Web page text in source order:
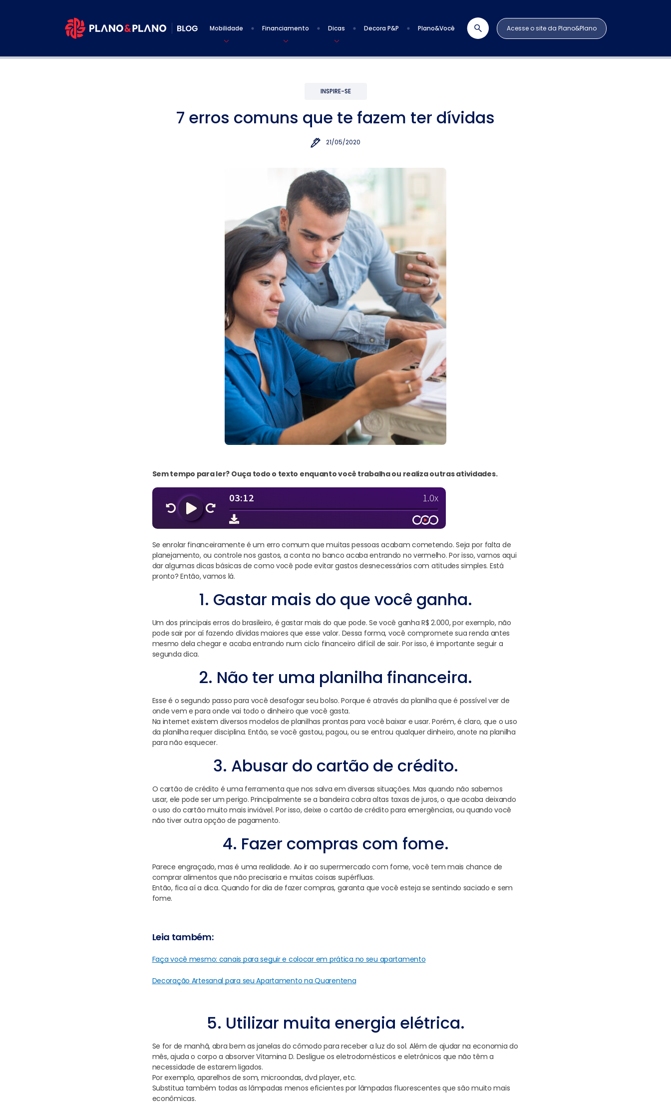
Mobilidade Financiamento Dicas Decora P&P Plano&Você Acesse o site da Plano&Plano
INSPIRE-SE
7 erros comuns que te fazem ter dívidas
21/05/2020
Sem tempo para ler? Ouça todo o texto enquanto você trabalha ou realiza outras atividades.
Se enrolar financeiramente é um erro comum que muitas pessoas acabam cometendo. Seja por falta de
planejamento, ou controle nos gastos, a conta no banco acaba entrando no vermelho. Por isso, vamos aqui
dar algumas dicas básicas de como você pode evitar gastos desnecessários com atitudes simples. Está
pronto? Então, vamos lá.
1. Gastar mais do que você ganha.
Um dos principais erros do brasileiro, é gastar mais do que pode. Se você ganha R$ 2.000, por exemplo, não
pode sair por aí fazendo dívidas maiores que esse valor. Dessa forma, você compromete sua renda antes
mesmo dela chegar e acaba entrando num ciclo financeiro difícil de sair. Por isso, é importante seguir a
segunda dica.
2. Não ter uma planilha financeira.
Esse é o segundo passo para você desafogar seu bolso. Porque é através da planilha que é possível ver de
onde vem e para onde vai todo o dinheiro que você gasta.
Na internet existem diversos modelos de planilhas prontas para você baixar e usar. Porém, é claro, que o uso
da planilha requer disciplina. Então, se você gastou, pagou, ou se entrou qualquer dinheiro, anote na planilha
para não esquecer.
3. Abusar do cartão de crédito.
O cartão de crédito é uma ferramenta que nos salva em diversas situações. Mas quando não sabemos
usar, ele pode ser um perigo. Principalmente se a bandeira cobra altas taxas de juros, o que acaba deixando
o uso do cartão muito mais inviável. Por isso, deixe o cartão de crédito para emergências, ou quando você
não tiver outra opção de pagamento.
4. Fazer compras com fome.
Parece engraçado, mas é uma realidade. Ao ir ao supermercado com fome, você tem mais chance de
comprar alimentos que não precisaria e muitas coisas supérfluas.
Então, fica aí a dica. Quando for dia de fazer compras, garanta que você esteja se sentindo saciado e sem
fome.
Leia também:
Faça você mesmo: canais para seguir e colocar em prática no seu apartamento
Decoração Artesanal para seu Apartamento na Quarentena
5. Utilizar muita energia elétrica.
Se for de manhã, abra bem as janelas do cômodo para receber a luz do sol. Além de ajudar na economia do
mês, ajuda o corpo a absorver Vitamina D. Desligue os eletrodomésticos e eletrônicos que não têm a
necessidade de estarem ligados.
Por exemplo, aparelhos de som, microondas, dvd player, etc.
Substitua também todas as lâmpadas menos eficientes por lâmpadas fluorescentes que são muito mais
econômicas.